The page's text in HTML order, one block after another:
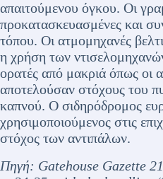
απαιτούμενου όγκου. Οι
προκατασκευασμένες και
τόπου. Οι ατμομηχανές
η χρήση των
ορατές από μακριά όπως οι
αποτελούσαν στόχους του
καπνού. Ο σιδηρόδρομος
χρησιμοποιούμενος στις
στόχος των αντιπάλων.
Πηγή: Gatehouse Gazette